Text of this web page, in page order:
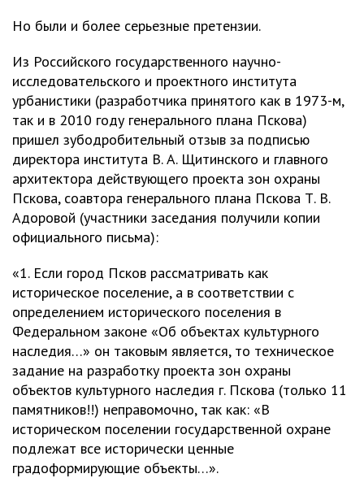
Но были и более серьезные претензии.
Из Российского государственного научно-
исследовательского и проектного института
урбанистики (разработчика принятого как в 1973-м,
так и в 2010 году генерального плана Пскова)
пришел зубодробительный отзыв за подписью
директора института В. А. Щитинского и главного
архитектора действующего проекта зон охраны
Пскова, соавтора генерального плана Пскова Т. В.
Адоровой (участники заседания получили копии
официального письма):
«1. Если город Псков рассматривать как
историческое поселение, а в соответствии с
определением исторического поселения в
Федеральном законе «Об объектах культурного
наследия…» он таковым является, то техническое
задание на разработку проекта зон охраны
объектов культурного наследия г. Пскова (только 11
памятников!!) неправомочно, так как: «В
историческом поселении государственной охране
подлежат все исторически ценные
градоформирующие объекты…».